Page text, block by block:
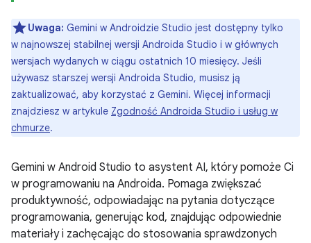
Uwaga: Gemini w Androidzie Studio jest dostępny tylko
w najnowszej stabilnej wersji Androida Studio i w głównych
wersjach wydanych w ciągu ostatnich 10 miesięcy. Jeśli
używasz starszej wersji Androida Studio, musisz ją
zaktualizować, aby korzystać z Gemini. Więcej informacji
znajdziesz w artykule Zgodność Androida Studio i usług w
chmurze.
Gemini w Android Studio to asystent AI, który pomoże Ci
w programowaniu na Androida. Pomaga zwiększać
produktywność, odpowiadając na pytania dotyczące
programowania, generując kod, znajdując odpowiednie
materiały i zachęcając do stosowania sprawdzonych